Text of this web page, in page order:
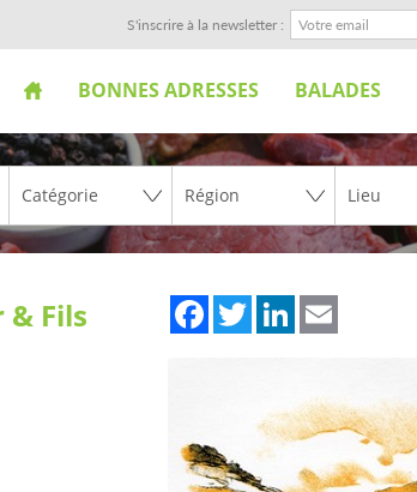
S'inscrire à la newsletter :
BONNES ADRESSES BALADES
& Fils FacebookTwitterLinkedIn